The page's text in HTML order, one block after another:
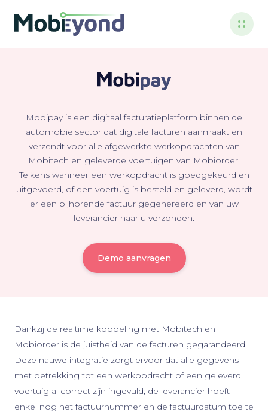
Mobipay is een digitaal facturatieplatform binnen de
automobielsector dat digitale facturen aanmaakt en
verzendt voor alle afgewerkte werkopdrachten van
Mobitech en geleverde voertuigen van Mobiorder.
Telkens wanneer een werkopdracht is goedgekeurd en
uitgevoerd, of een voertuig is besteld en geleverd, wordt
er een bijhorende factuur gegenereerd en van uw
leverancier naar u verzonden.
Demo aanvragen
Dankzij de realtime koppeling met Mobitech en
Mobiorder is de juistheid van de facturen gegarandeerd.
Deze nauwe integratie zorgt ervoor dat alle gegevens
met betrekking tot een werkopdracht of een geleverd
voertuig al correct zijn ingevuld; de leverancier hoeft
enkel nog het factuurnummer en de factuurdatum toe te